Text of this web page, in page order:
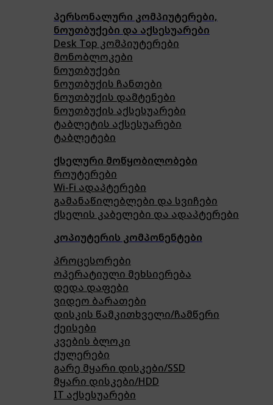
პერსონალური კომპიუტერები,
ნოუთბუქები და აქსესუარები
Desk Top კომპიუტერები
მონობლოკები
ნოუთბუქები
ნოუთბუქის ჩანთები
ნოუთბუქის დამტენები
ნოუთბუქის აქსესუარები
ტაბლეტის აქსესუარები
ტაბლეტები
ქსელური მოწყობილობები
როუტერები
Wi-Fi ადაპტერები
გამანაწილებლები და სვიჩები
ქსელის კაბელები და ადაპტერები
კოპიუტერის კომპონენტები
პროცესორები
ოპერატიული მეხსიერება
დედა დაფები
ვიდეო ბარათები
დისკის წამკითხველი/ჩამწერი
ქეისები
კვების ბლოკი
ქულერები
გარე მყარი დისკები/SSD
მყარი დისკები/HDD
IT აქსესუარები